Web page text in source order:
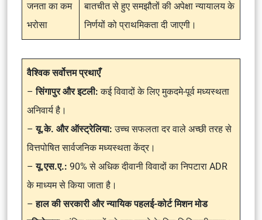
जनता का कम
भरोसा
बातचीत से हुए समझौतों की अपेक्षा न्यायालय के
निर्णयों को प्राथमिकता दी जाएगी।
वैश्विक सर्वोत्तम प्रथाएँ
–सिंगापुर और इटली:कई विवादों के लिए मुकदमे-पूर्व मध्यस्थता
अनिवार्य है।
–यू.के. और ऑस्ट्रेलिया:उच्च सफलता दर वाले अच्छी तरह से
वित्तपोषित सार्वजनिक मध्यस्थता केंद्र।
–यू.एस.ए.: 90% से अधिक दीवानी विवादों का निपटारा ADR
के माध्यम से किया जाता है।
–हाल की सरकारी और न्यायिक पहलई-कोर्ट मिशन मोड